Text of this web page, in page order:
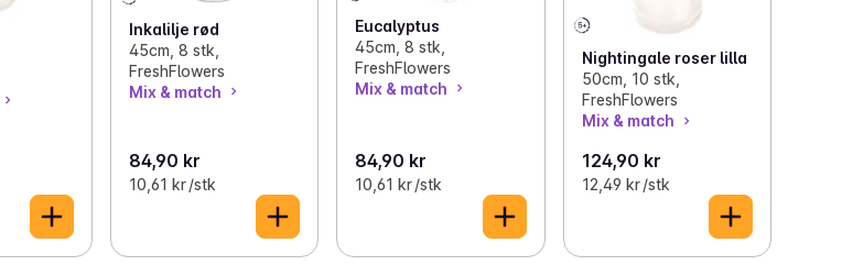
Inkalilje rød
45cm, 8 stk,
FreshFlowers
Mix & match
84,90 kr
10,61 kr /stk
Eucalyptus
45cm, 8 stk,
FreshFlowers
Mix & match
84,90 kr
10,61 kr /stk
Nightingale roser lilla
50cm, 10 stk,
FreshFlowers
Mix & match
124,90 kr
12,49 kr /stk